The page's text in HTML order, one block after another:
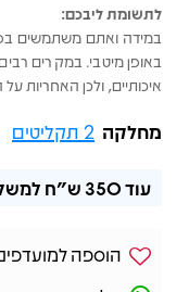
לתשומת ליבכם:
במידה ואתם משתמשים
באופן מיטבי. במקרים
איכותיים, ולכן האחריות
מחלקה 2 תקליטים
עוד350 ש"ח
הוספה